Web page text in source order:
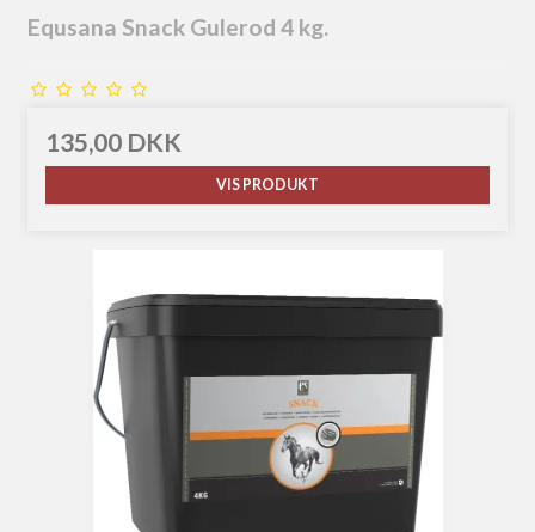
Equsana Snack Gulerod 4 kg.
135,00 DKK
VIS PRODUKT